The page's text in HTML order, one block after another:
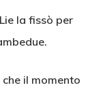
la fissò per
il momento